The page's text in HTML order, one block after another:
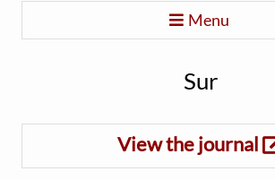
Menu
Sur
View the journal